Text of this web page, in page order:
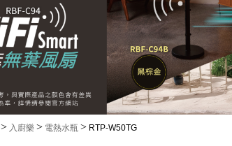
> 入廚樂 > 電熱水瓶 > RTP-W50TG